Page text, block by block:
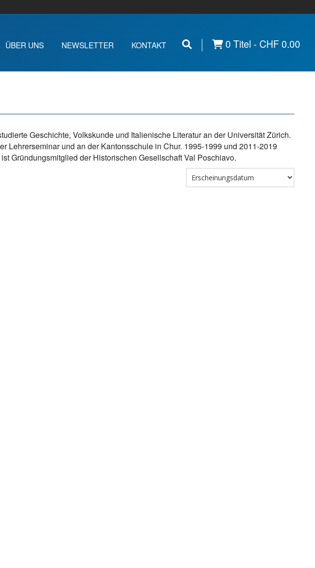
ÜBER UNS NEWSLETTER KONTAKT 0 Titel - CHF0.00
Geschichte, Volkskunde und Italienische Literatur an der Universität Zürich.
Lehrerseminar und an der Kantonsschule in Chur. 1995-1999 und 2011-2019
Gründungsmitglied der Historischen Gesellschaft Val Poschiavo.